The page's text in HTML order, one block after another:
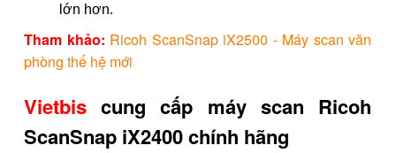
lớn hơn.
Tham khảo: Ricoh ScanSnap iX2500 - Máy scan văn
phòng thế hệ mới
​Vietbis cung cấp máy scan Ricoh
ScanSnap iX2400 chính hãng